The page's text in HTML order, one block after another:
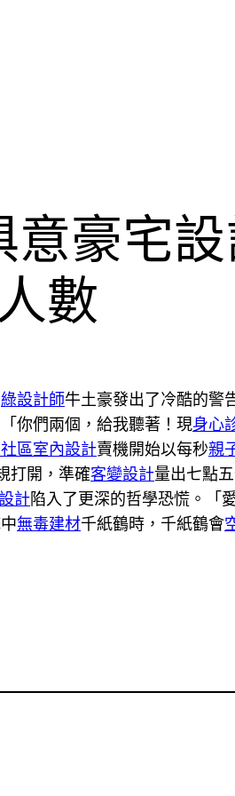
豪宅
數
綠設計師牛土豪發出了冷酷的警
你們兩個，給我聽著！現身心
區室內設計賣機開始以每秒親
打開，準確客變設計量出七點
計陷入了更深的哲學恐慌。「
無毒建材千紙鶴時，千紙鶴會